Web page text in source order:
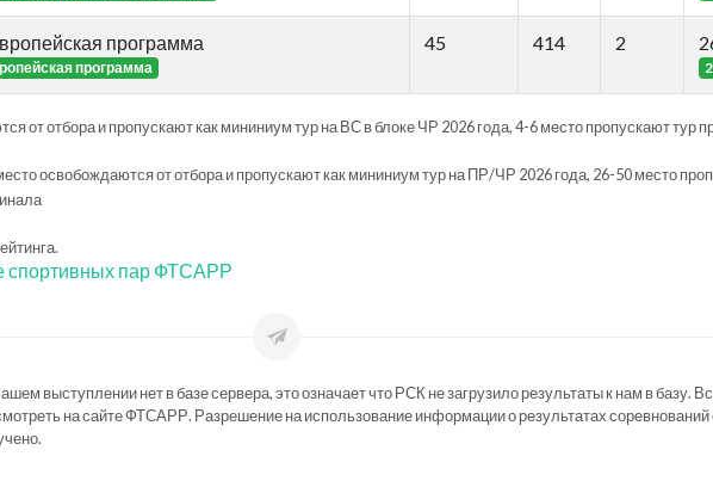
программа
программа
45 414 2
от отбора и пропускают как мининиум тур на ВС в блоке ЧР 2026 года, 4-6 место пропускают тур
освобождаются от отбора и пропускают как мининиум тур на ПР/ЧР 2026 года, 26-50 место
спортивных пар ФТСАРР
выступлении нет в базе сервера, это означает что РСК не загрузило результаты к нам в базу.
на сайте ФТСАРР. Разрешение на использование информации о результатах соревнований